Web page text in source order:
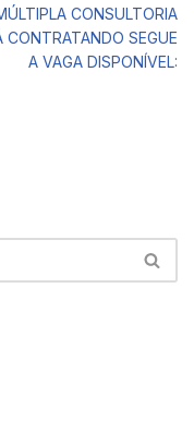
CONSULTORIA
CONTRATANDO SEGUE
A VAGA DISPONÍVEL: